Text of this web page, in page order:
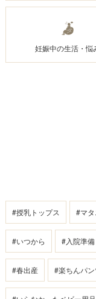
妊娠中の生活・悩
#授乳トップス #マ
#いつから #入院準備
#春出産 #楽ちんパン